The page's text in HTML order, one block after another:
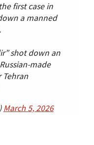
first case in
a manned
shot down an
made
March 5, 2026